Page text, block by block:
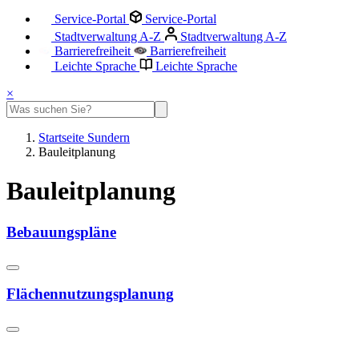
Service-Portal
Service-Portal
Stadtverwaltung A-Z
Stadtverwaltung A-Z
Barrierefreiheit
Barrierefreiheit
Leichte Sprache
Leichte Sprache
×
Startseite Sundern
Bauleitplanung
Bauleitplanung
Bebauungspläne
Flächennutzungsplanung